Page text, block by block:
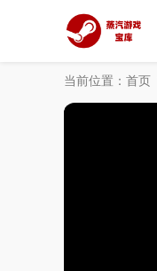
当前位置： 首页
50%